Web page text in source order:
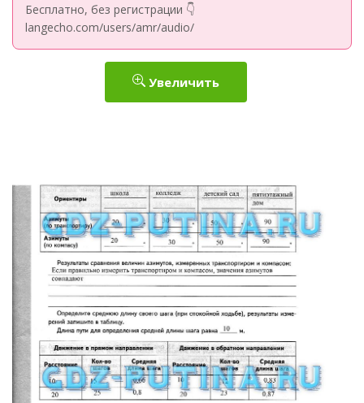
Бесплатно, без регистрации 👇
langecho.com/users/amr/audio/
Увеличить